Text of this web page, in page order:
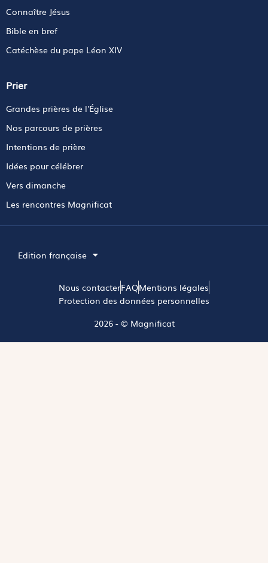
Connaître Jésus
Bible en bref
Catéchèse du pape Léon XIV
Prier
Grandes prières de l'Église
Nos parcours de prières
Intentions de prière
Idées pour célébrer
Vers dimanche
Les rencontres Magnificat
Edition française
Nous contacterFAQMentions légales
Protection des données personnelles
2026 - © Magnificat